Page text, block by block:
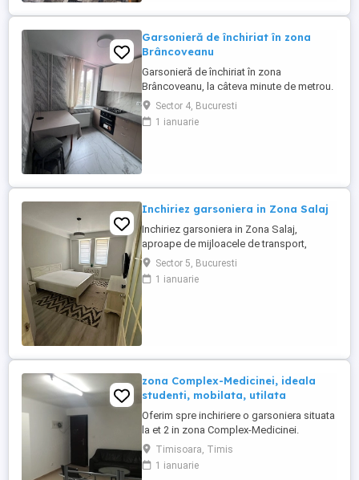
Garsonieră de închiriat în zona
Brâncoveanu
Garsonieră de închiriat în zona
Brâncoveanu, la câteva minute de metrou.
Este curată, bine întreținută și complet
mobilată. Dispune de o suprafață de 30
mp, etaj 4.Foarte aproape de Parcul
Sector 4, Bucuresti
1 ianuarie
Inchiriez garsoniera in Zona Salaj
Inchiriez garsoniera in Zona Salaj,
aproape de mijloacele de transport,
dispune de 40 mp si este la etajul 3, este
disponibila imediat, ma puteti suna pentru
mai multe detalii
Sector 5, Bucuresti
1 ianuarie
zona Complex-Medicinei, ideala
studenti, mobilata, utilata
Oferim spre inchiriere o garsoniera situata
la et 2 in zona Complex-Medicinei.
Locuinta se inchiriaza mobilata si utilata
conform pozelor si este ideala pentru
studenti. Pret chirie 220 euro +
Timisoara, Timis
1 ianuarie